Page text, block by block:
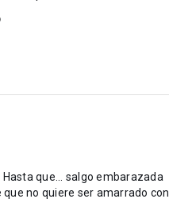
que... salgo embarazada
no quiere ser amarrado con